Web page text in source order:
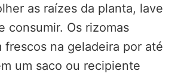
as raízes da planta, lave
consumir. Os rizomas
frescos na geladeira por até
um saco ou recipiente